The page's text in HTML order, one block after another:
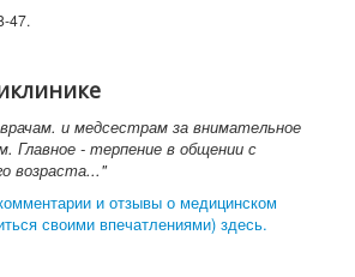
47.
и медсестрам за внимательное
Главное - терпение в общении с
возраста..."
и отзывы о медицинском
своими впечатлениями) здесь.